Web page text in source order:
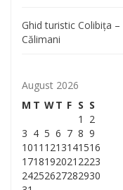
Ghid turistic Colibița
Călimani
August 2026
M T WT F S S
1
2
3 4 5 6 7 8 9
1011 1213141516
1718192021 2223
24252627282930